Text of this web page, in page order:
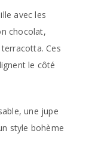
avec les
chocolat,
Ces
le côté
une jupe
style bohème